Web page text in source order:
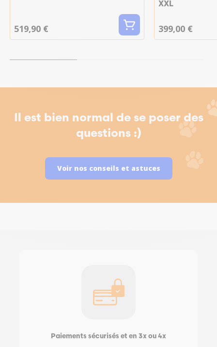
519,90 €
XXL
399,00 €
Il est bien normal de se poser des
questions :)
Voir nos conseils et astuces
Paiements sécurisés et en 3x ou 4x